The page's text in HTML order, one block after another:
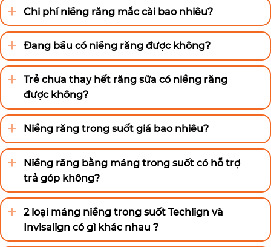
Chi phí niềng răng mắc cài bao nhiêu?
Đang bầu có niềng răng được không?
Trẻ chưa thay hết răng sữa có niềng răng
được không?
Niềng răng trong suốt giá bao nhiêu?
Niềng răng bằng máng trong suốt có hỗ trợ
trả góp không?
2 loại máng niềng trong suốt Techlign và
Invisalign có gì khác nhau ?